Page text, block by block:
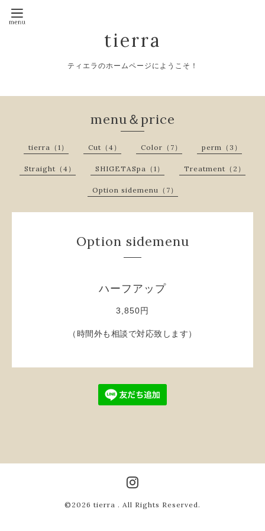
tierra
ティエラのホームページにようこそ！
menu＆price
tierra（1） Cut（4） Color（7） perm（3）
Straight（4） SHIGETASpa（1） Treatment（2）
Option sidemenu（7）
Option sidemenu
ハーフアップ
3,850円
（時間外も相談で対応致します）
©2026 tierra . All Rights Reserved.